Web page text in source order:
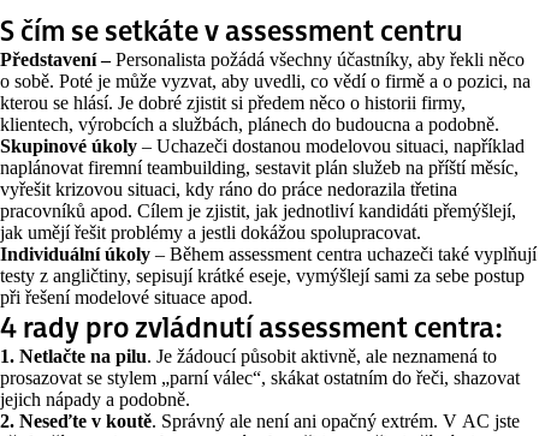
S čím se setkáte v assessment centru
Představení –Personalista požádá všechny účastníky, aby řekli něco
o sobě. Poté je může vyzvat, aby uvedli, co vědí o firmě a o pozici, na
kterou se hlásí. Je dobré zjistit si předem něco o historii firmy,
klientech, výrobcích a službách, plánech do budoucna a podobně.
Skupinové úkoly – Uchazeči dostanou modelovou situaci, například
naplánovat firemní teambuilding, sestavit plán služeb na příští měsíc,
vyřešit krizovou situaci, kdy ráno do práce nedorazila třetina
pracovníků apod. Cílem je zjistit, jak jednotliví kandidáti přemýšlejí,
jak umějí řešit problémy a jestli dokážou spolupracovat.
Individuální úkoly – Během assessment centra uchazeči také vyplňují
testy z angličtiny, sepisují krátké eseje, vymýšlejí sami za sebe postup
při řešení modelové situace apod.
4 rady pro zvládnutí assessment centra:
1. Netlačte na pilu. Je žádoucí působit aktivně, ale neznamená to
prosazovat se stylem „parní válec“, skákat ostatním do řeči, shazovat
jejich nápady a podobně.
2. Neseďte v koutě. Správný ale není ani opačný extrém. V AC jste